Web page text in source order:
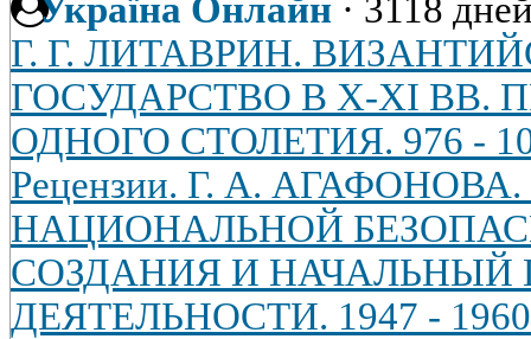
Україна Онлайн · 3118
Г. Г. ЛИТАВРИН.
ГОСУДАРСТВО В X-XI ВВ.
ОДНОГО СТОЛЕТИЯ. 976 -
Рецензии. Г. А.
НАЦИОНАЛЬНОЙ
СОЗДАНИЯ И НАЧАЛЬНЫЙ
ДЕЯТЕЛЬНОСТИ. 1947 -